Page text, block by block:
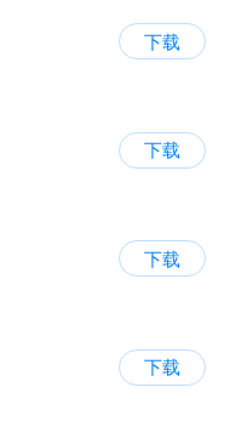
下载
下载
下载
下载